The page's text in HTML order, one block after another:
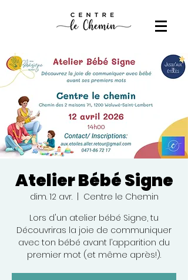
Atelier Bébé Signe
dim. 12 avr.
  |
Centre le Chemin
Lors d'un atelier bébé Signe, tu
Découvriras la joie de communiquer
avec ton bébé avant l’apparition du
premier mot (et même après!).